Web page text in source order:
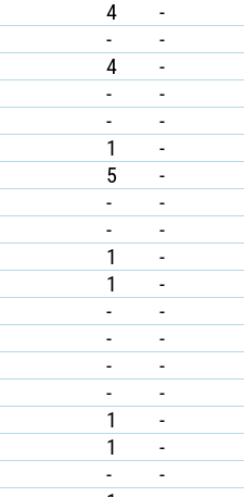
4 -
- -
4 -
- -
- -
1 -
5 -
- -
- -
1 -
1 -
- -
- -
- -
- -
1 -
1 -
- -